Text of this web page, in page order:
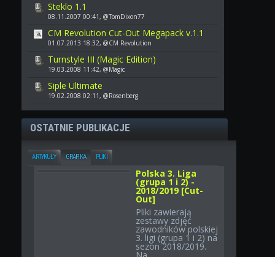
Steklo 1.1
08.11.2007 00:41, @TomDixon77
CM Revolution Cut-Out Megapack v.1.1
01.07.2013 18:32, @CM Revolution
Turnstyle III (Magic Edition)
19.03.2008 11:42, @Magic
Siple Ultimate
19.02.2008 02:11, @Rosenberg
OSTATNIE PUBLIKACJE
ARTYKUŁY GRAFIKA PLIKI
Polska 3. Liga
(grupa 1 i 2) -
2018/2019 [Cut-
Out]
Pliki zawierają
zestawy zdjęć
zawodników polskiej
3. ligi (grupa 1 i 2) na
sezon 2018/2019.